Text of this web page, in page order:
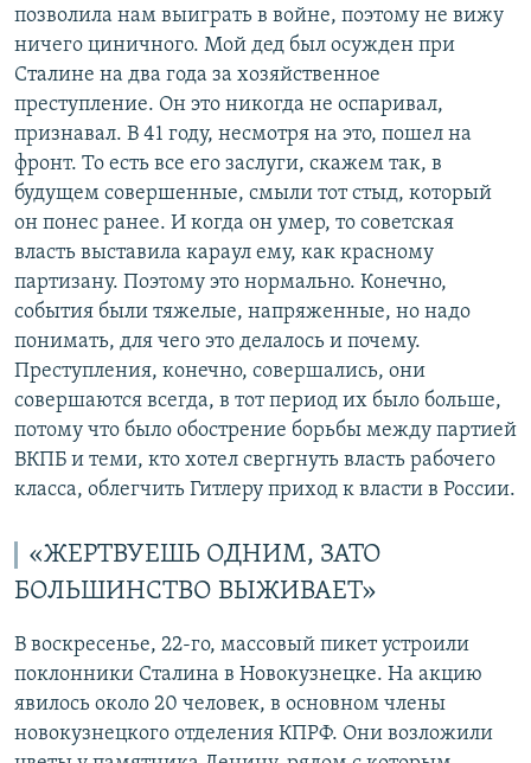
позволила нам выиграть в войне, поэтому не вижу
ничего циничного. Мой дед был осужден при
Сталине на два года за хозяйственное
преступление. Он это никогда не оспаривал,
признавал. В 41 году, несмотря на это, пошел на
фронт. То есть все его заслуги, скажем так, в
будущем совершенные, смыли тот стыд, который
он понес ранее. И когда он умер, то советская
власть выставила караул ему, как красному
партизану. Поэтому это нормально. Конечно,
события были тяжелые, напряженные, но надо
понимать, для чего это делалось и почему.
Преступления, конечно, совершались, они
совершаются всегда, в тот период их было больше,
потому что было обострение борьбы между партией
ВКПБ и теми, кто хотел свергнуть власть рабочего
класса, облегчить Гитлеру приход к власти в России.
«ЖЕРТВУЕШЬ ОДНИМ, ЗАТО
БОЛЬШИНСТВО ВЫЖИВАЕТ»
В воскресенье, 22-го, массовый пикет устроили
поклонники Сталина в Новокузнецке. На акцию
явилось около 20 человек, в основном члены
новокузнецкого отделения КПРФ. Они возложили